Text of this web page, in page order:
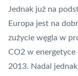
Jednak już na
Europa jest na
zużycie węgla w
CO2 w energetyce
2013. Nadal